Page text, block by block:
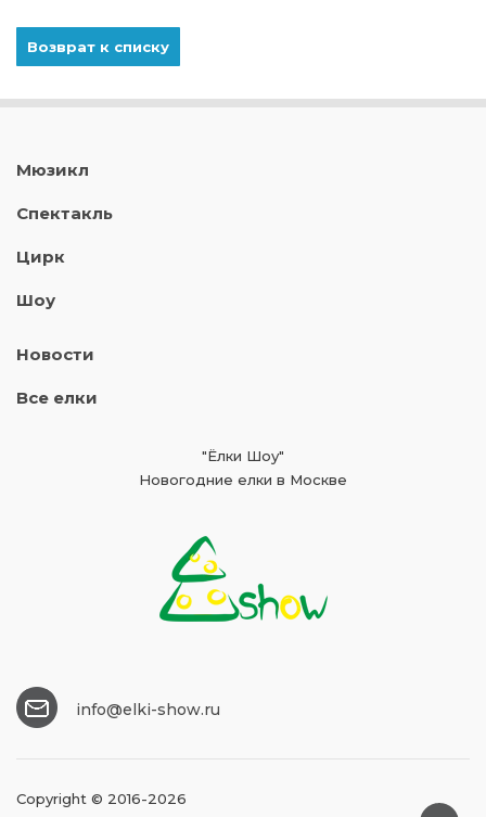
Возврат к списку
Мюзикл
Спектакль
Цирк
Шоу
Новости
Все елки
"Ёлки Шоу"
Новогодние елки в Москве
info@elki-show.ru
Copyright © 2016-2026